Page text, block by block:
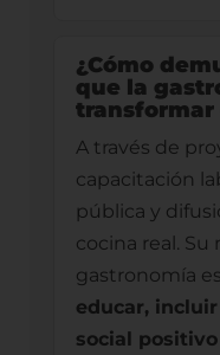
¿Cómo
que la
transformar
A través de
capacitación
pública y
cocina real.
gastronomía
educar,
social positivo